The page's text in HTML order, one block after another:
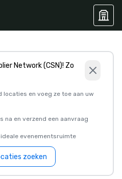
Network (CSN)! Zo
en voeg ze toe aan uw
na en verzend een aanvraag
evenementsruimte
zoeken